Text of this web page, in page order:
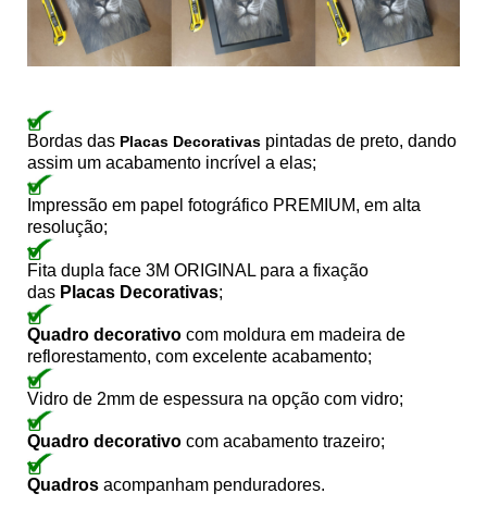
Bordas das Placas Decorativas pintadas de preto, dando
assim um acabamento incrível a elas;
Impressão em papel fotográfico PREMIUM, em alta
resolução;
Fita dupla face 3M ORIGINAL para a fixação
das Placas Decorativas;
Quadro decorativo com moldura em madeira de
reflorestamento, com excelente acabamento;
Vidro de 2mm de espessura na opção com vidro;
Quadro decorativo com acabamento trazeiro;
Quadros acompanham penduradores.